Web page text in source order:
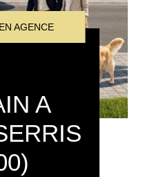
AGENCE
A